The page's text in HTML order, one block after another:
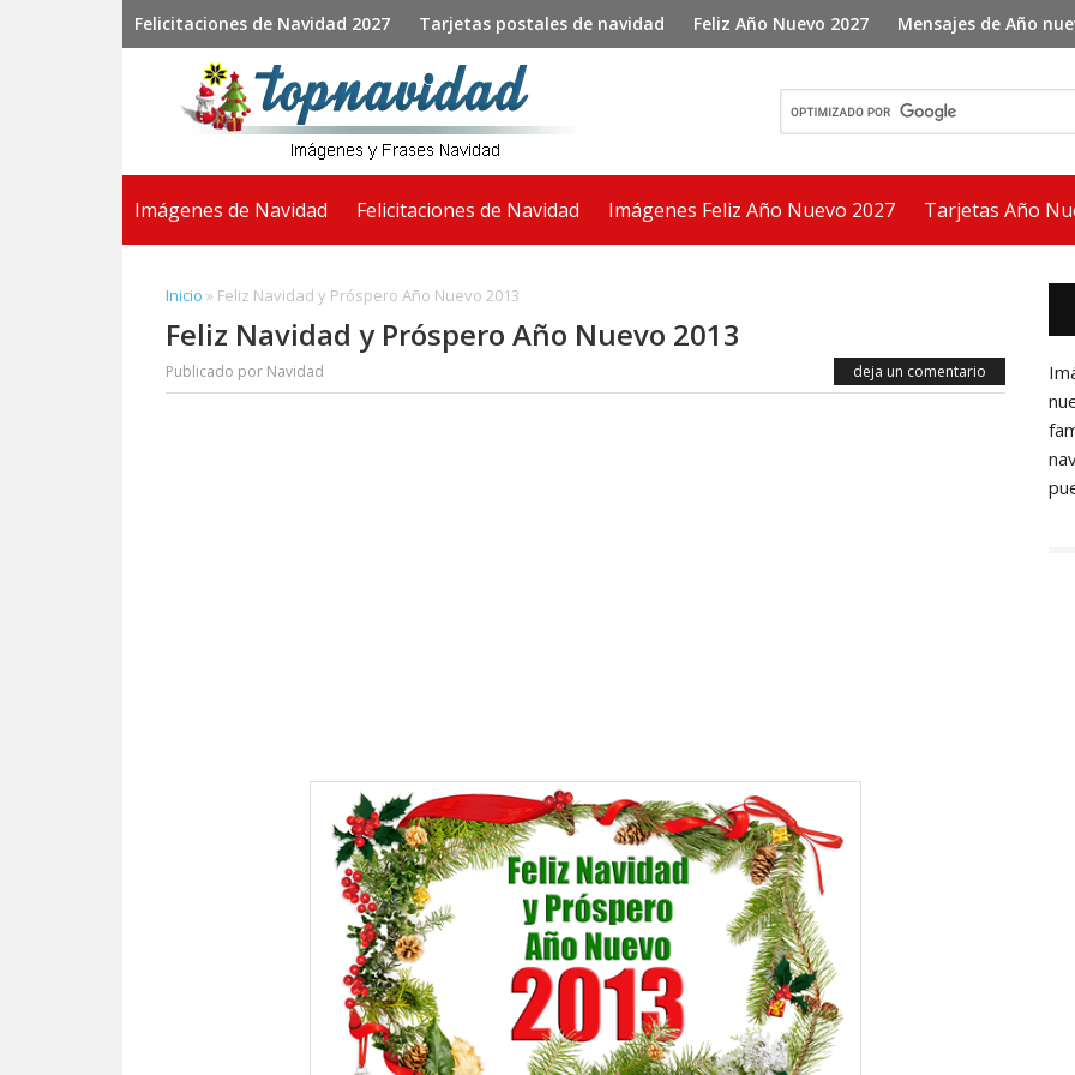
Felicitaciones de Navidad 2027 Tarjetas postales de navidad Feliz Año Nuevo 2027 Mensajes de Año
Imágenes de Navidad Felicitaciones de Navidad Imágenes Feliz Año Nuevo 2027 Tarjetas Año
Inicio » Feliz Navidad y Próspero Año Nuevo 2013
Feliz Navidad y Próspero Año Nuevo 2013
Publicado por Navidad deja un comentario